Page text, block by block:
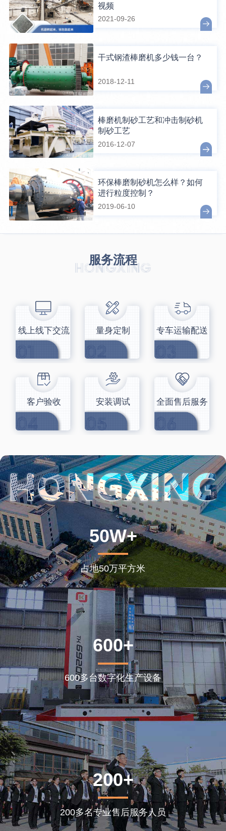
视频
2021-09-26
干式钢渣棒磨机多少钱一台？
2018-12-11
棒磨机制砂工艺和冲击制砂机
制砂工艺
2016-12-07
环保棒磨制砂机怎么样？如何
进行粒度控制？
2019-06-10
服务流程
线上线下交流 量身定制 专车运输配送
客户验收 安装调试 全面售后服务
50W+
占地50万平方米
600+
600多台数字化生产设备
200+
200多名专业售后服务人员